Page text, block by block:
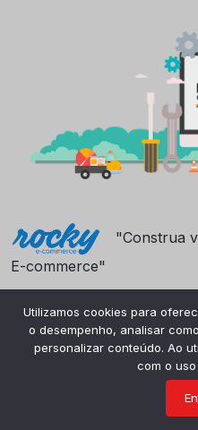
"Construa
E-commerce"
Utilizamos cookies para
o desempenho, analisar
personalizar conteúdo. Ao
com o